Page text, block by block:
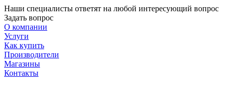
Наши специалисты ответят на любой интересующий вопрос
Задать вопрос
О компании
Услуги
Как купить
Производители
Магазины
Контакты